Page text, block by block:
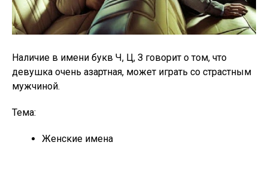
Наличие в имени букв Ч, Ц, З говорит о том, что
девушка очень азартная, может играть со страстным
мужчиной.
Тема:
Женские имена